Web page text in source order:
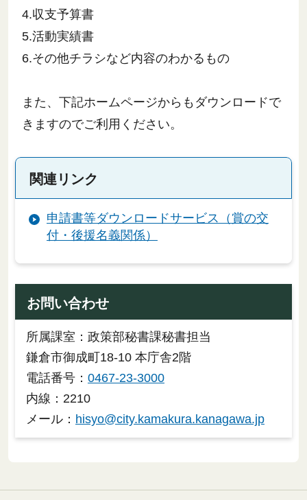
4.収支予算書
5.活動実績書
6.その他チラシなど内容のわかるもの
また、下記ホームページからもダウンロードで
きますのでご利用ください。
関連リンク
申請書等ダウンロードサービス（賞の交
付・後援名義関係）
お問い合わせ
所属課室：政策部秘書課秘書担当
鎌倉市御成町18-10 本庁舎2階
電話番号： 0467-23-3000
内線：2210
メール： hisyo@city.kamakura.kanagawa.jp